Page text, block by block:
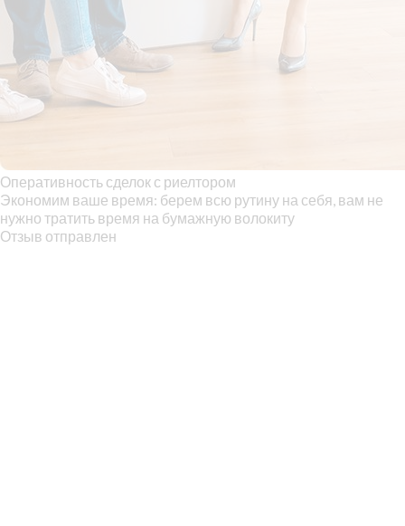
Оперативность сделок с риелтором
Экономим ваше время: берем всю рутину на себя, вам не
нужно тратить время на бумажную волокиту
Отзыв отправлен